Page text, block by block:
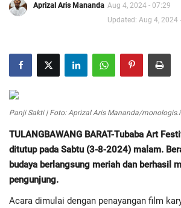
Disclaimer
Pedoman Pemberitaan Media Siber
Nusantara
Galeri
Regional
Pendidikan
Aprizal Aris Mananda Aug 4, 2024 - 07:29
Updated: Aug 4, 2024
Panji Sakti | Foto: Aprizal Aris Mananda/
TULANGBAWANG BARAT-Tubaba Art
ditutup pada Sabtu (3-8-2024) malam.
budaya berlangsung meriah dan berhasil
pengunjung.
Acara dimulai dengan penayangan film